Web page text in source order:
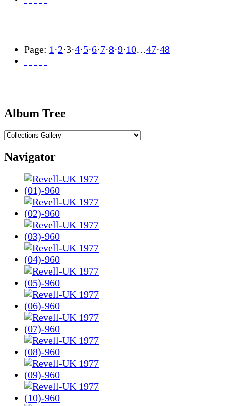
Page: 1 ·2·3·4·5·6·7·8·9·10…47·48
Album Tree
Navigator